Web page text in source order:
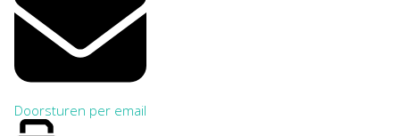
Doorsturen per email